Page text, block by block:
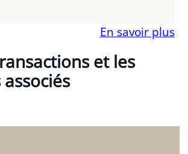
En savoir plus
et les